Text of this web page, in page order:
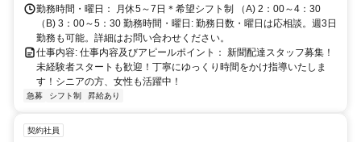
勤務時間・曜日： 月休5～7日＊希望シフト制 （A) 2：00～4：30
（B) 3：00～5：30 勤務時間・曜日: 勤務日数・曜日は応相談。週3日
勤務も可能。詳細はお問い合わせください。
仕事内容: 仕事内容及びアピールポイント： 新聞配達スタッフ募集！
未経験者スタートも歓迎！丁寧にゆっくり時間をかけ指導いたしま
す！シニアの方、女性も活躍中！
急募 シフト制 昇給あり
契約社員